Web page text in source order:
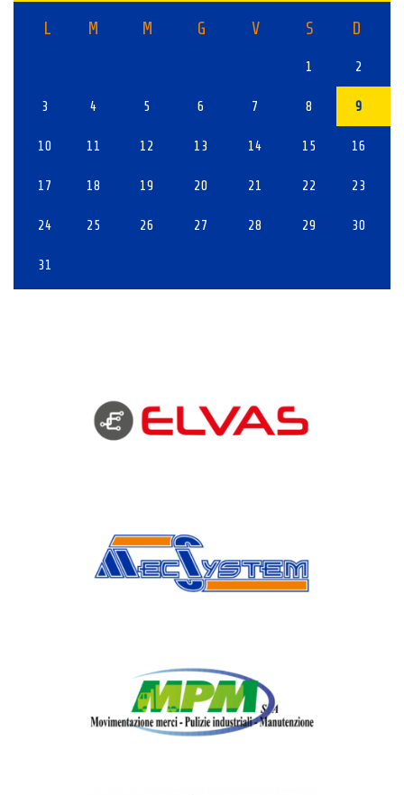
L M M G V S D
1 2
3 4 5 6 7 8 9
10 11 12 13 14 15 16
17 18 19 20 21 22 23
24 25 26 27 28 29 30
31